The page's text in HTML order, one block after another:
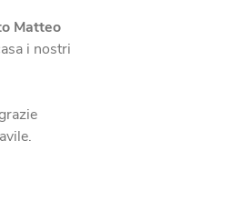
Matteo
i nostri